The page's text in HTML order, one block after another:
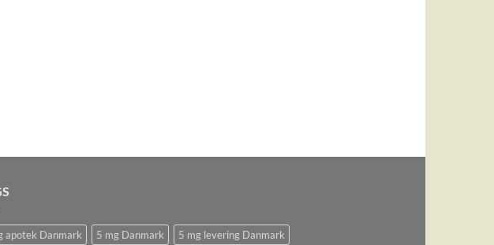
apotek Danmark 5 mg Danmark
5 mg levering Danmark